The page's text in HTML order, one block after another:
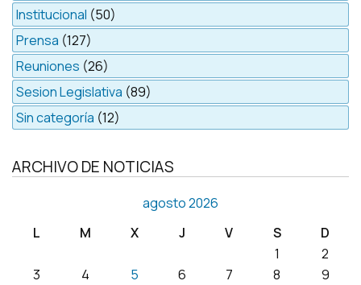
Institucional (50)
Prensa (127)
Reuniones (26)
Sesion Legislativa (89)
Sin categoría (12)
ARCHIVO DE NOTICIAS
agosto 2026
L
M X J V S
D
1
2
3
4 5 6 7 8
9